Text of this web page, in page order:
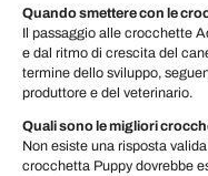
Quando smettere con le
Il passaggio alle crocchette
e dal ritmo di crescita del
termine dello sviluppo,
produttore e del veterinario.
Quali sono le migliori
Non esiste una risposta
crocchetta Puppy dovrebbe